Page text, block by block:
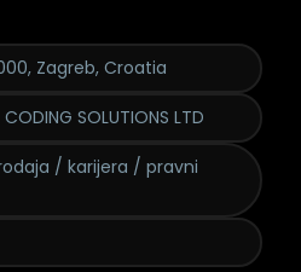
Zagreb, Croatia
SOLUTIONS LTD
/ karijera / pravni